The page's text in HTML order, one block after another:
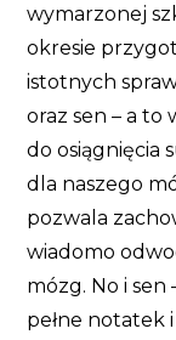
wymarzonej
okresie
istotnych
oraz sen – a to
do osiągnięcia
dla naszego
pozwala
wiadomo
mózg. No i sen
pełne notatek i